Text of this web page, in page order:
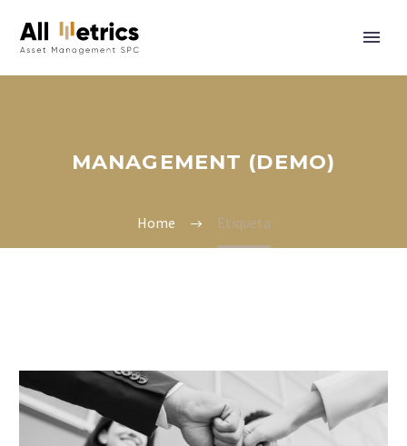
MANAGEMENT (DEMO)
Home Etiqueta